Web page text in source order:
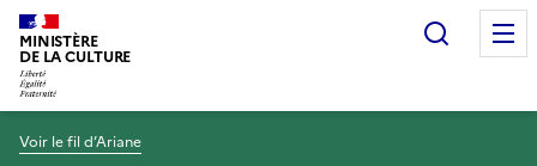
MINISTÈRE
DE LA CULTURE
Voir le fil d’Ariane